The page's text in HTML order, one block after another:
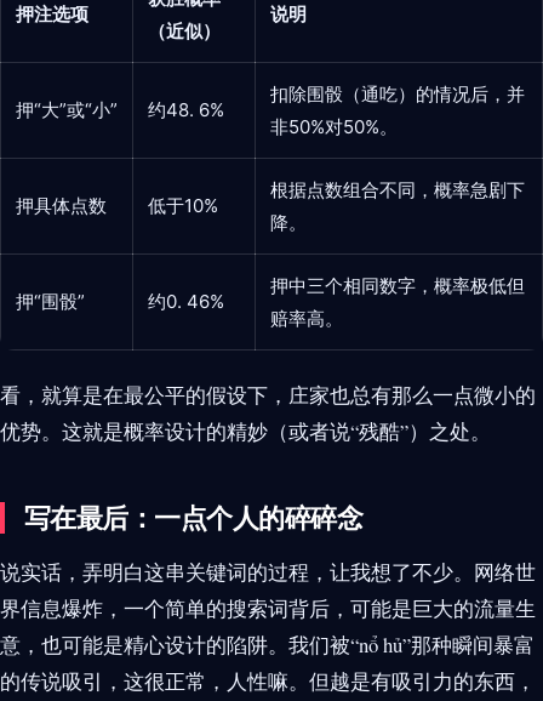
押注选项
（近似）
说明
押“大”或“小” 约48. 6%
扣除围骰（通吃）的情况后，并
非50%对50%。
押具体点数 低于10%
根据点数组合不同，概率急剧下
降。
押“围骰” 约0. 46%
押中三个相同数字，概率极低但
赔率高。
看，就算是在最公平的假设下，庄家也总有那么一点微小的
优势。这就是概率设计的精妙（或者说“残酷”）之处。
写在最后：一点个人的碎碎念
说实话，弄明白这串关键词的过程，让我想了不少。网络世
界信息爆炸，一个简单的搜索词背后，可能是巨大的流量生
意，也可能是精心设计的陷阱。我们被“nổ hủ”那种瞬间暴富
的传说吸引，这很正常，人性嘛。但越是有吸引力的东西，